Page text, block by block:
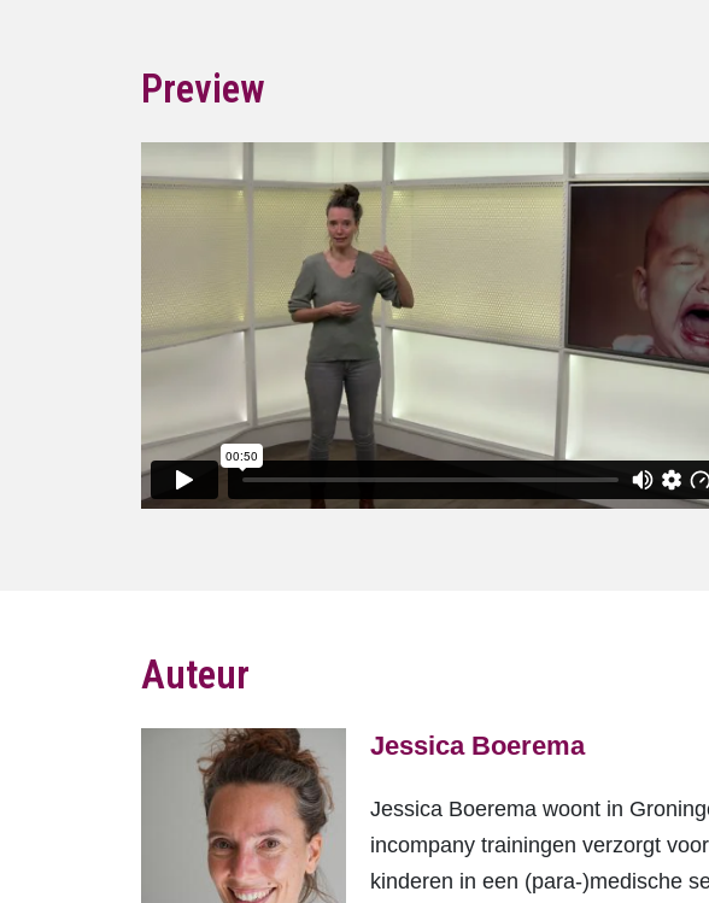
Preview
Auteur
Jessica Boerema
Jessica Boerema woont in
incompany trainingen verzorgt
kinderen in een (para-)medische